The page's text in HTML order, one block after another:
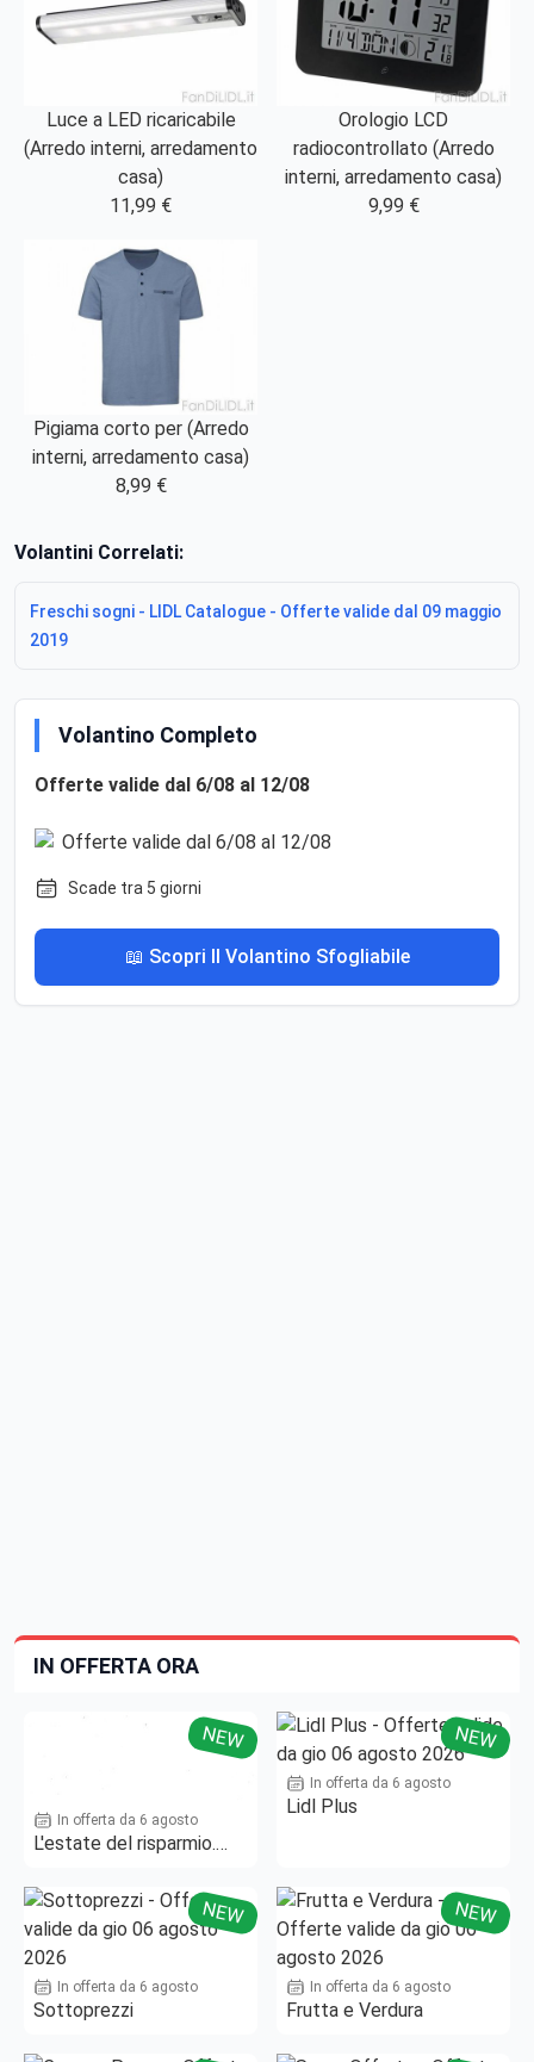
Luce a LED ricaricabile
(Arredo interni, arredamento
casa)
11,99 €
Orologio LCD
radiocontrollato (Arredo
interni, arredamento casa)
9,99 €
Pigiama corto per (Arredo
interni, arredamento casa)
8,99 €
Volantini Correlati:
Freschi sogni - LIDL Catalogue - Offerte valide dal 09 maggio
2019
Volantino Completo
Offerte valide dal 6/08 al 12/08
Scade tra 5 giorni
📖 Scopri Il Volantino Sfogliabile
IN OFFERTA ORA
NEW
In offerta da 6 agosto
L'estate del risparmio.
NEW
In offerta da 6 agosto
Lidl Plus
NEW
In offerta da 6 agosto
Sottoprezzi
NEW
In offerta da 6 agosto
Frutta e Verdura